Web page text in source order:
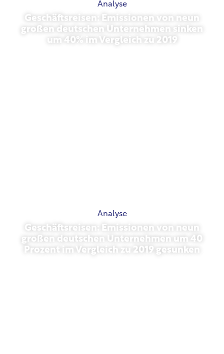
Analyse
Geschäftsreisen: Emissionen von neun
großen deutschen Unternehmen sinken
um 40% im Vergleich zu 2019
Analyse
Geschäftsreisen: Emissionen von neun
großen deutschen Unternehmen um 40
Prozent im Vergleich zu 2019 gesunken